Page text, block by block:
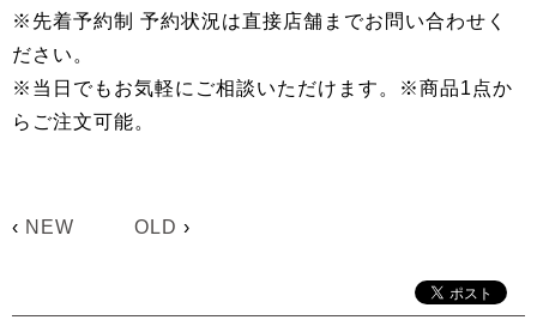
※先着予約制 予約状況は直接店舗までお問い合わせく
ださい。
※当日でもお気軽にご相談いただけます。※商品1点か
らご注文可能。
‹ NEW OLD ›